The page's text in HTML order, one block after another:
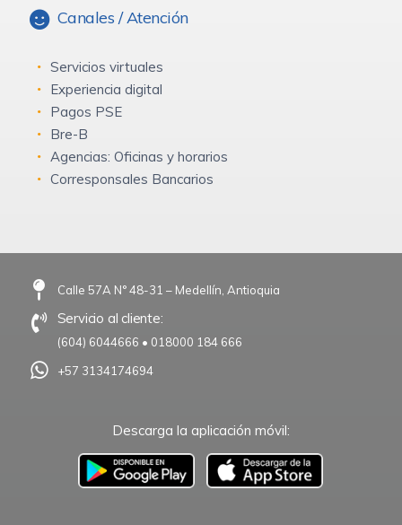
Canales / Atención
Servicios virtuales
Experiencia digital
Pagos PSE
Bre-B
Agencias: Oficinas y horarios
Corresponsales Bancarios
Calle 57A N° 48-31 – Medellín, Antioquia
Servicio al cliente:
(604) 6044666 • 018000 184 666
+57 3134174694
Descarga la aplicación móvil:
–